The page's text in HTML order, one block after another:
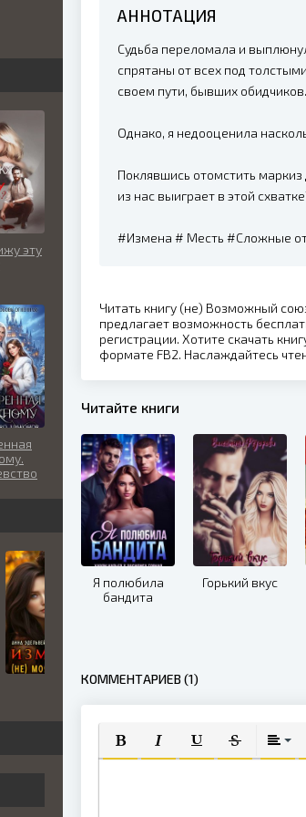
АННОТАЦИЯ
Судьба переломала и
спрятаны от всех под
своем пути, бывших обидчиков.
Однако, я недооценила
Поклявшись отомстить
из нас выиграет в этой
#Измена # Месть #Сложные
Читать книгу (не) Возможный
предлагает возможность
регистрации. Хотите скачать
формате FB2. Наслаждайтесь
Читайте книги
Я полюбила
бандита
Горький вкус
КОММЕНТАРИЕВ (1)
ПОЛУЖИРНЫЙ
КУРСИВПОДЧЕРКНУТЫЙ
эту